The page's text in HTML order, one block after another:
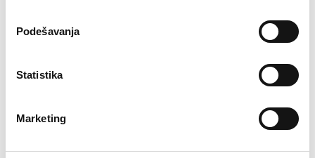
Podešavanja
Statistika
Marketing
DODAJ U KORPU